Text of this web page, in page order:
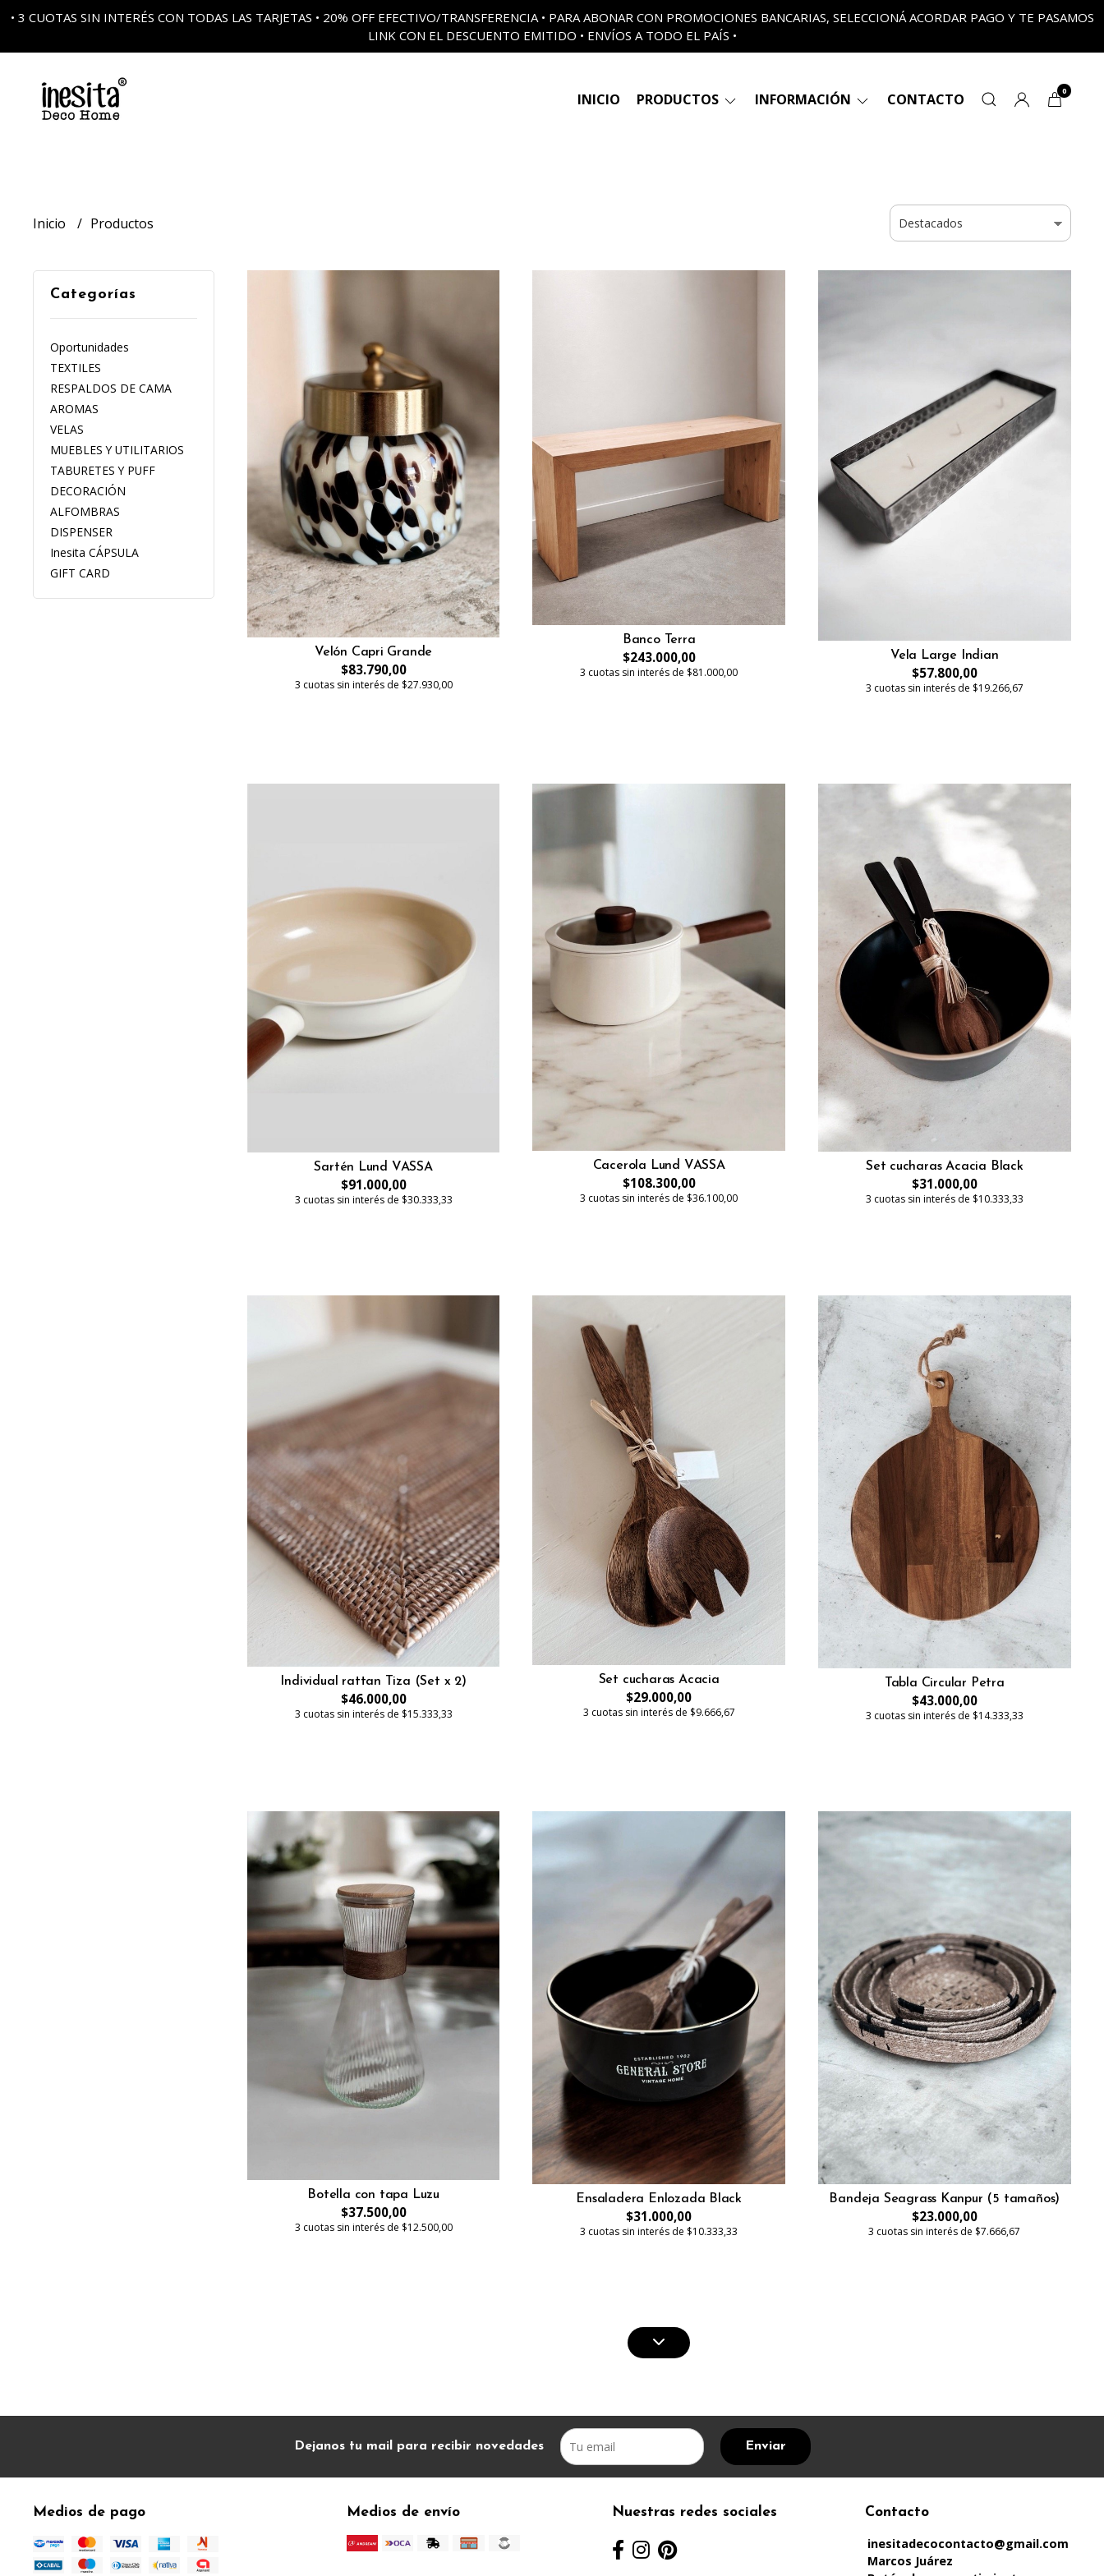
• 3 CUOTAS SIN INTERÉS CON TODAS LAS TARJETAS • 20% OFF EFECTIVO/TRANSFERENCIA • PARA ABONAR CON PROMOCIONES BANCARIAS, SELECCIONÁ ACORDAR PAGO Y TE PASAMOS
LINK CON EL DESCUENTO EMITIDO • ENVÍOS A TODO EL PAÍS •
INICIO PRODUCTOS INFORMACIÓN CONTACTO 0
Inicio Productos
Categorías
Oportunidades
TEXTILES
RESPALDOS DE CAMA
AROMAS
VELAS
MUEBLES Y UTILITARIOS
TABURETES Y PUFF
DECORACIÓN
ALFOMBRAS
DISPENSER
Inesita CÁPSULA
GIFT CARD
Velón Capri Grande
$83.790,00
3 cuotas sin interés de $27.930,00
Banco Terra
$243.000,00
3 cuotas sin interés de $81.000,00
Vela Large Indian
$57.800,00
3 cuotas sin interés de $19.266,67
Sartén Lund VASSA
$91.000,00
3 cuotas sin interés de $30.333,33
Cacerola Lund VASSA
$108.300,00
3 cuotas sin interés de $36.100,00
Set cucharas Acacia Black
$31.000,00
3 cuotas sin interés de $10.333,33
Individual rattan Tiza (Set x 2)
$46.000,00
3 cuotas sin interés de $15.333,33
Set cucharas Acacia
$29.000,00
3 cuotas sin interés de $9.666,67
Tabla Circular Petra
$43.000,00
3 cuotas sin interés de $14.333,33
Botella con tapa Luzu
$37.500,00
3 cuotas sin interés de $12.500,00
Ensaladera Enlozada Black
$31.000,00
3 cuotas sin interés de $10.333,33
Bandeja Seagrass Kanpur (5 tamaños)
$23.000,00
3 cuotas sin interés de $7.666,67
Dejanos tu mail para recibir novedades Enviar
Medios de pago Medios de envío Nuestras redes sociales Contacto
inesitadecocontacto@gmail.com
Marcos Juárez